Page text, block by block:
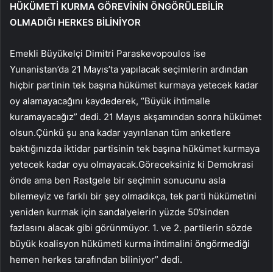
HÜKÜMETİ KURMA GÖREVİNİN ÖNGÖRÜLEBİLİR
OLMADIĞI HERKES BİLİNİYOR
Emekli Büyükelçi Dimitri Paraskevopoulos ise
Yunanistan’da 21 Mayıs’ta yapılacak seçimlerin ardından
hiçbir partinin tek başına hükümet kurmaya yetecek kadar
oy alamayacağını kaydederek, “Büyük ihtimalle
kuramayacağız” dedi. 21 Mayıs akşamından sonra hükümet
olsun.Çünkü şu ana kadar yayınlanan tüm anketlere
baktığınızda iktidar partisinin tek başına hükümet kurmaya
yetecek kadar oyu olmayacak.Göreceksiniz ki Demokrasi
önde ama ben Rastgele bir seçimin sonucunu asla
bilemeyiz ve farklı bir şey olmadıkça, tek parti hükümetini
yeniden kurmak için sandalyelerin yüzde 50’sinden
fazlasını alacak gibi görünmüyor. 1. ve 2. partilerin sözde
büyük koalisyon hükümeti kurma ihtimalini öngörmediği
hemen herkes tarafından biliniyor” dedi.